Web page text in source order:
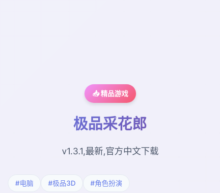
📥 精品游戏
极品采花郎
v1.3.1,最新,官方中文下载
#电脑 #极品3D #角色扮演